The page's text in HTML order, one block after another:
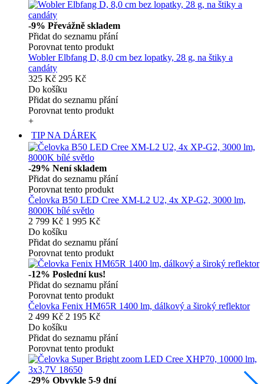
-9% Převážně skladem
Přidat do seznamu přání
Porovnat tento produkt
Wobler Elbfang D, 8,0 cm bez lopatky, 28 g, na štiky a
candáty
325 Kč 295 Kč
Do košíku
Přidat do seznamu přání
Porovnat tento produkt
+
TIP NA DÁREK
-29% Není skladem
Přidat do seznamu přání
Porovnat tento produkt
Čelovka B50 LED Cree XM-L2 U2, 4x XP-G2, 3000 lm,
8000K bílé světlo
2 799 Kč 1 995 Kč
Do košíku
Přidat do seznamu přání
Porovnat tento produkt
-12% Poslední kus!
Přidat do seznamu přání
Porovnat tento produkt
Čelovka Fenix HM65R 1400 lm, dálkový a široký reflektor
2 499 Kč 2 195 Kč
Do košíku
Přidat do seznamu přání
Porovnat tento produkt
-29% Obvykle 5-9 dní